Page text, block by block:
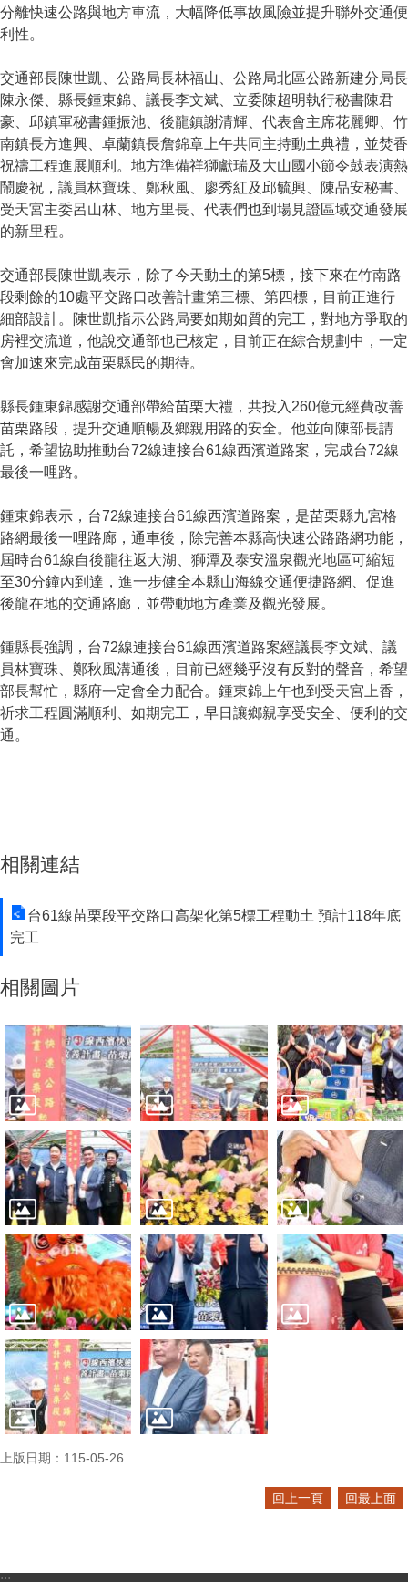
分離快速公路與地方車流，大幅降低事故風險並提升聯外交通便
利性。
交通部長陳世凱、公路局長林福山、公路局北區公路新建分局長
陳永傑、縣長鍾東錦、議長李文斌、立委陳超明執行秘書陳君
豪、邱鎮軍秘書鍾振池、後龍鎮謝清輝、代表會主席花麗卿、竹
南鎮長方進興、卓蘭鎮長詹錦章上午共同主持動土典禮，並焚香
祝禱工程進展順利。地方準備祥獅獻瑞及大山國小節令鼓表演熱
鬧慶祝，議員林寶珠、鄭秋風、廖秀紅及邱毓興、陳品安秘書、
受天宮主委呂山林、地方里長、代表們也到場見證區域交通發展
的新里程。
交通部長陳世凱表示，除了今天動土的第5標，接下來在竹南路
段剩餘的10處平交路口改善計畫第三標、第四標，目前正進行
細部設計。陳世凱指示公路局要如期如質的完工，對地方爭取的
房裡交流道，他說交通部也已核定，目前正在綜合規劃中，一定
會加速來完成苗栗縣民的期待。
縣長鍾東錦感謝交通部帶給苗栗大禮，共投入260億元經費改善
苗栗路段，提升交通順暢及鄉親用路的安全。他並向陳部長請
託，希望協助推動台72線連接台61線西濱道路案，完成台72線
最後一哩路。
鍾東錦表示，台72線連接台61線西濱道路案，是苗栗縣九宮格
路網最後一哩路廊，通車後，除完善本縣高快速公路路網功能，
屆時台61線自後龍往返大湖、獅潭及泰安溫泉觀光地區可縮短
至30分鐘內到達，進一步健全本縣山海線交通便捷路網、促進
後龍在地的交通路廊，並帶動地方產業及觀光發展。
鍾縣長強調，台72線連接台61線西濱道路案經議長李文斌、議
員林寶珠、鄭秋風溝通後，目前已經幾乎沒有反對的聲音，希望
部長幫忙，縣府一定會全力配合。鍾東錦上午也到受天宮上香，
祈求工程圓滿順利、如期完工，早日讓鄉親享受安全、便利的交
通。
相關連結
台61線苗栗段平交路口高架化第5標工程動土 預計118年底
完工
相關圖片
上版日期：115-05-26
回上一頁 回最上面